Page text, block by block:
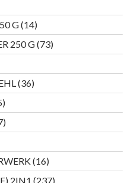
G 1414
Produkte
250 G 7373
Produkte
3636
Produkte
165
Produkte
107
Produkte
1616
Produkte
2IN1 237237